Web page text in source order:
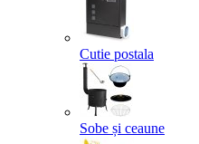
Cutie postala
Sobe și ceaune